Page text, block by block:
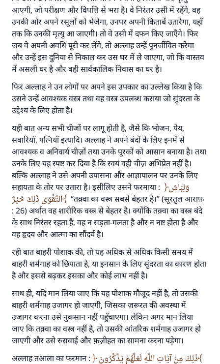
आएगी, जो परीक्षण और विपत्ति से भरा है। वे निरंतर उसी में रहेंगे, वह
उनकी ओर अपने रसूलों को भेजेगा, उनपर अपनी किताबें उतारेगा, यहाँ
तक कि उनकी मृत्यु आ जाएगी। तो वे उसी में दफन किए जाएँगे। फिर
जब वे अपनी अवधि पूरी कर लेंगे, तो अल्लाह उन्हें पुनर्जीवित करेगा
और उन्हें इस दुनिया से निकाल कर उस घर में ले जाएगा, जो कि वास्तव
में असली घर है और वही सार्वकालिक निवास का घर है।
फिर अल्लाह ने उन लोगों पर अपने इस उपकार का उल्लेख किया है कि
उसने उन्हें आवश्यक वस्त्र तथा वह वस्त्र उपलब्ध कराया जो सुंदरता के
उद्देश्य के लिए होता है।
यही बात अन्य सभी चीजों पर लागू होती है, जैसे कि भोजन, पेय,
सवारियाँ, पत्नियाँ इत्यादि। अल्लाह ने अपने बंदों के लिए इनमें से
आवश्यक व अनिवार्य चीज़ों तथा उनके पूरकों को आसान बनाया है। तथा
उनके लिए यह स्पष्ट कर दिया है कि स्वयं वही चीज़ अभिप्रेत नहीं है।
बल्कि अल्लाह ने उसे अपनी उपासना और आज्ञापालन पर उनके लिए
सहायता के तोर पर उतारा है। इसीलिए उसने फरमाया :
وَلِبَاسُ
التَّقْوَى ذَلِكَ خَيْرٌ
“तक़्वा का वस्त्र सबसे बेहतर है।” (सूरतुल आराफ़
: 26) अर्थात वह शारीरिक वस्त्र से बेहतर है। क्योंकि तक़्वा का वस्त्र बंदे
के साथ निरंतर रहता है, वह न सड़ता-गलता है और न नष्ट होता है और
वह हृदय और आत्मा का सौंदर्य है।
रही बात बाहरी पोशाक की, तो यह अधिक से अधिक किसी समय में
बाहरी शर्मगाह को छिपाता है, या इनसान के लिए सुंदरता का कारण होता
है और इससे बढ़कर इसका और कोई लाभ नहीं है।
साथ ही, यदि मान लिया जाए कि यह पोशाक मौजूद नहीं है, तो उसकी
बाहरी शर्मगाह उजागर हो जाएगी, जिसका ज़रूरत की अवस्था में
उजागर करना उसे नुकसान नहीं पहुँचाएगा। लेकिन अगर मान लिया
जाए कि तक़्वा का वस्त्र नहीं है, तो उसकी आंतरिक शर्मगाह उजागर हो
जाएगी और उसे रुसवाई और फ़ज़ीहत का सामना करना पड़ेगा।
अल्लाह तआला का फरमान :
ذَلِكَ مِنْ آيَاتِ اللَّهِ لَعَلَّهُمْ يَذَّكَّرُونَ
उम्मत के प्रश्नों का उत्तर देने में हमारी सहायता करें
अल्लाह के रसूल सल्लल्लाहु अलैहि व सल्लम ने फरमाया :
'जो व्यक्ति भलाई का मार्ग दर्शाए, उसके लिए उस भलाई के
करने वाले के समान प्रतिफल है।''
(मुस्लिम : 1893).
योगदान करें